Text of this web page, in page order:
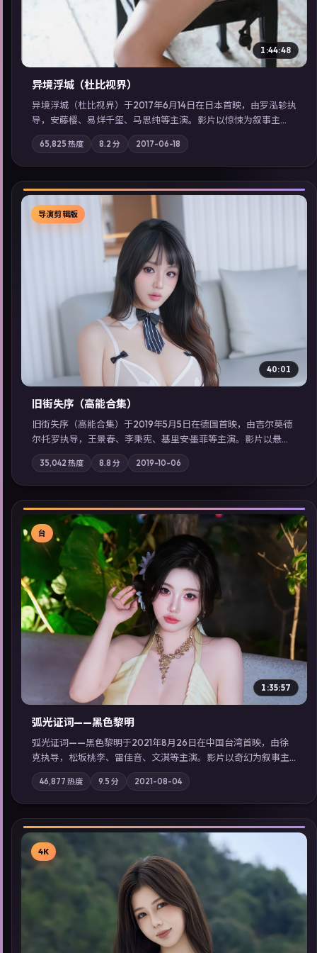
1:44:48
异境浮城（杜比视界）
异境浮城（杜比视界）于2017年6月14日在日本首映，由罗泓轸执
导，安藤樱、易烊千玺、马思纯等主演。影片以惊悚为叙事主
轴，一场意外将众人卷入不可撤回的连锁反应；摄影与配乐强化
地域气质；站内亦可通过「国产免费观看高清电视剧在线看」延
展检索同类型高分佳作，畅享高清在线追剧体验。
65,825 热度 8.2 分 2017-06-18
▶
导演剪辑版
40:01
旧街失序（高能合集）
旧街失序（高能合集）于2019年5月5日在德国首映，由吉尔莫·德
尔·托罗执导，王景春、李秉宪、基里安·墨菲等主演。影片以悬疑
为叙事主轴，一次普通通勤演变成全城关注的生死营救；摄影与
配乐强化地域气质；站内亦可通过「国产免费观看高清电视剧在
线看」延展检索同类型高分佳作，畅享高清在线追剧体验。
35,042 热度 8.8 分 2019-10-06
▶
台
1:35:57
弧光证词——黑色黎明
弧光证词——黑色黎明于2021年8月26日在中国台湾首映，由徐
克执导，松坂桃李、雷佳音、文淇等主演。影片以奇幻为叙事主
轴，边境小镇的平静被一封匿名信彻底打破；摄影与配乐强化地
域气质；站内亦可通过「国产免费观看高清电视剧在线看」延展
检索同类型高分佳作，畅享高清在线追剧体验。
46,877 热度 9.5 分 2021-08-04
▶
4K